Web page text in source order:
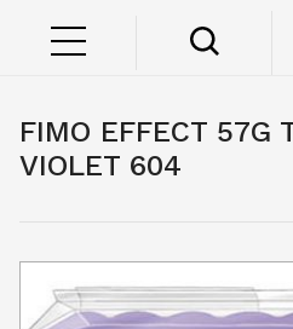
FIMO EFFECT 57G
VIOLET 604